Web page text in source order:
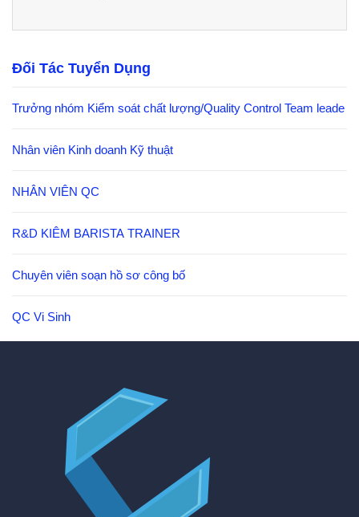
Đối Tác Tuyển Dụng
Trưởng nhóm Kiểm soát chất lượng/Quality Control Team leade
Nhân viên Kinh doanh Kỹ thuật
NHÂN VIÊN QC
R&D KIÊM BARISTA TRAINER
Chuyên viên soạn hồ sơ công bố
QC Vi Sinh